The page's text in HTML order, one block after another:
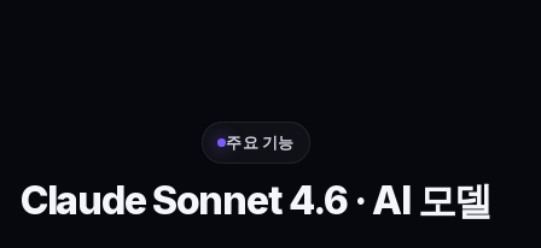
주요 기능
Claude Sonnet 4.6 · AI 모델